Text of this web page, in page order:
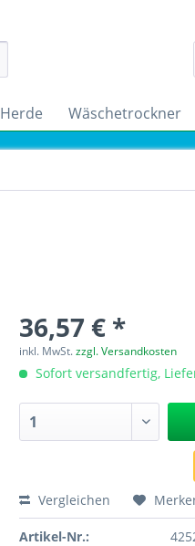
Herde Wäschetrockner
36,57 € *
inkl. MwSt.zzgl. Versandkosten
Sofort versandfertig,
Vergleichen
Artikel-Nr.: